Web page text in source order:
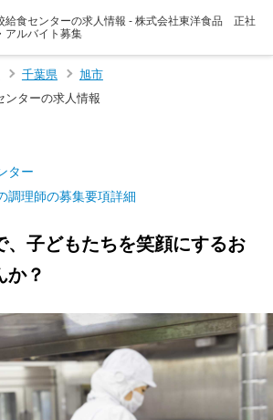
給食センターの求人情報 - 株式会社東洋食品 正社
アルバイト募集
千葉県
旭市
ンターの求人情報
ター
調理師の募集要項詳細
、子どもたちを笑顔にするお
か？